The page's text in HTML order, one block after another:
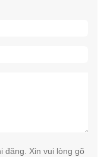
đăng. Xin vui lòng gõ